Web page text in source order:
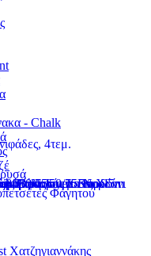
- Chalk
Χατζηγιαννάκης